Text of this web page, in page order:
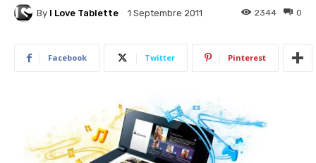
By I Love Tablette 1 Septembre 2011 0
2344
Facebook Twitter Pinterest